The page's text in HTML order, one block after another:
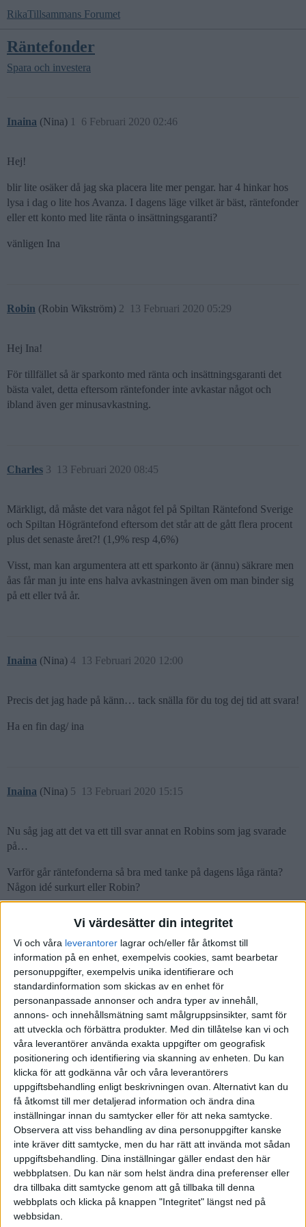
Vi värdesätter din integritet
Vi och våra leverantorer lagrar och/eller får åtkomst till
information på en enhet, exempelvis cookies, samt bearbetar
personuppgifter, exempelvis unika identifierare och
standardinformation som skickas av en enhet för
personanpassade annonser och andra typer av innehåll,
annons- och innehållsmätning samt målgruppsinsikter, samt för
att utveckla och förbättra produkter. Med din tillåtelse kan vi och
våra leverantörer använda exakta uppgifter om geografisk
positionering och identifiering via skanning av enheten. Du kan
klicka för att godkänna vår och våra leverantörers
uppgiftsbehandling enligt beskrivningen ovan. Alternativt kan du
få åtkomst till mer detaljerad information och ändra dina
inställningar innan du samtycker eller för att neka samtycke.
Observera att viss behandling av dina personuppgifter kanske
inte kräver ditt samtycke, men du har rätt att invända mot sådan
uppgiftsbehandling. Dina inställningar gäller endast den här
webbplatsen. Du kan när som helst ändra dina preferenser eller
dra tillbaka ditt samtycke genom att gå tillbaka till denna
webbplats och klicka på knappen "Integritet" längst ned på
webbsidan.
RikaTillsammans Forumet
Räntefonder
Spara och investera
Inaina (Nina) 6 Februari 2020 02:46
1
Hej!
blir lite osäker då jag ska placera lite mer pengar. har 4 hinkar hos
lysa i dag o lite hos Avanza. I dagens läge vilket är bäst, räntefonder
eller ett konto med lite ränta o insättningsgaranti?
vänligen Ina
Robin (Robin Wikström) 13 Februari 2020 05:29
2
Hej Ina!
För tillfället så är sparkonto med ränta och insättningsgaranti det
bästa valet, detta eftersom räntefonder inte avkastar något och
ibland även ger minusavkastning.
Charles 13 Februari 2020 08:45
3
Märkligt, då måste det vara något fel på Spiltan Räntefond Sverige
och Spiltan Högräntefond eftersom det står att de gått flera procent
plus det senaste året?! (1,9% resp 4,6%)
Visst, man kan argumentera att ett sparkonto är (ännu) säkrare men
åas får man ju inte ens halva avkastningen även om man binder sig
på ett eller två år.
Inaina (Nina) 13 Februari 2020 12:00
4
Precis det jag hade på känn… tack snälla för du tog dej tid att svara!
Ha en fin dag/ ina
Inaina (Nina) 13 Februari 2020 15:15
5
Nu såg jag att det va ett till svar annat en Robins som jag svarade
på…
Varför går räntefonderna så bra med tanke på dagens låga ränta?
Någon idé surkurt eller Robin?
Robin(Robin Wikström) 13 Februari 2020 18:31
6
Att argumentera för att en högräntefond avkastar i högkonjunktur
och att det är en säker investering är väl inte helt korrekt?
Att högriskbolag lånar pengar till högre ränta när pengar flödar i
landet är inte så konstigt, då kan man lika gärna investera via t.ex
Savelend och få 8% avkastning om året för att låna ut pengar till
konsumentkrediter, bolagslån och inkassoportföljer, det avkastar ju
just nu?
Eftersom Ina frågade efter räntefonder eller sparkonto så ansåg jag
att det va en investering på kort sikt och att hon inte vill ta risk med
pengarna, skulle aldrig lägga sånna pengar i en högräntefond.